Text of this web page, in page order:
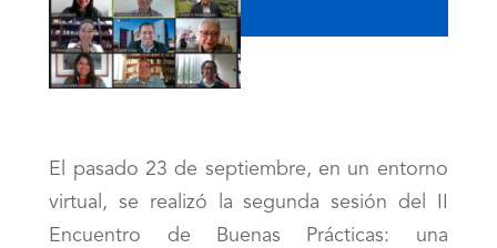
El pasado 23 de septiembre, en un entorno
virtual, se realizó la segunda sesión del II
Encuentro de Buenas Prácticas: una